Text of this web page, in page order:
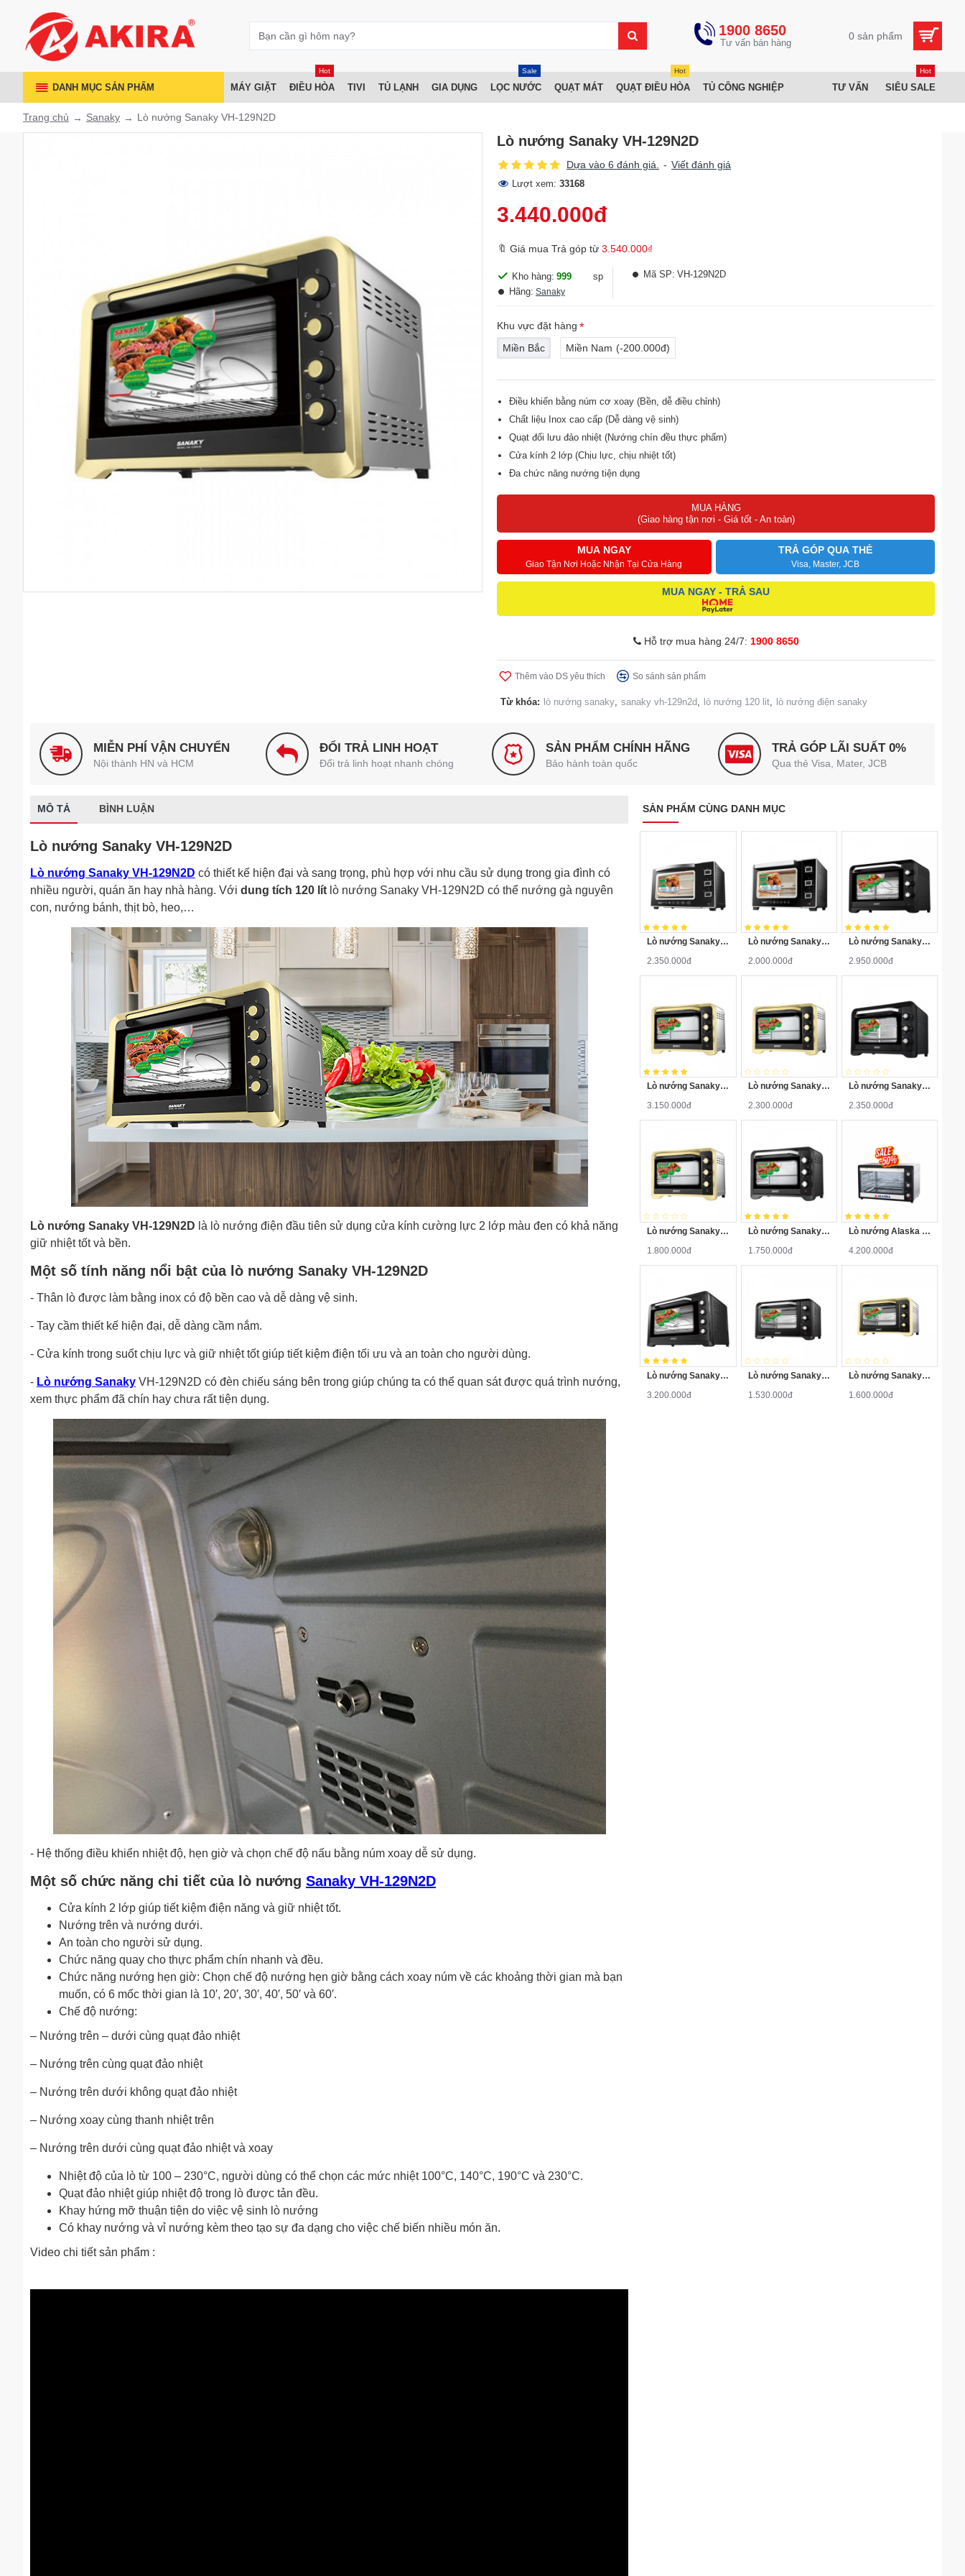
1900 8650 0 sản phẩm
DANH MỤC SẢN PHẨM MÁY GIẶT ĐIỀU HÒA
Hot
TIVI TỦ LẠNH GIA DỤNG LỌC NƯỚC
Sale
QUẠT MÁT QUẠT ĐIỀU HÒA
Hot
TỦ CÔNG NGHIỆP TƯ VẤN SIÊU SALE
Hot
Trang chủ Sanaky Lò nướng Sanaky VH-129N2D
Lò nướng Sanaky VH-129N2D
Dựa vào 6 đánh giá. - Viết đánh giá
Lượt xem: 33168
3.440.000đ
🔖 Giá mua Trả góp từ 3.540.000₫
Kho hàng: 999
sp
Hãng: Sanaky
Mã SP: VH-129N2D
Khu vực đặt hàng
Miền Bắc
Miền Nam (-200.000đ)
Điều khiển bằng núm cơ xoay (Bền, dễ điều chỉnh)
Chất liệu Inox cao cấp (Dễ dàng vệ sinh)
Quạt đối lưu đảo nhiệt (Nướng chín đều thực phẩm)
Cửa kính 2 lớp (Chịu lực, chịu nhiệt tốt)
Đa chức năng nướng tiện dụng
MUA HÀNG
(Giao hàng tận nơi - Giá tốt - An toàn)
MUA NGAY
Giao Tận Nơi Hoặc Nhận Tại Cửa Hàng
TRẢ GÓP QUA THẺ
Visa, Master, JCB
MUA NGAY - TRẢ SAU
Hỗ trợ mua hàng 24/7: 1900 8650
Thêm vào DS yêu thích So sánh sản phẩm
Từ khóa: lò nướng sanaky, sanaky vh-129n2d, lò nướng 120 lit, lò nướng điện sanaky
MIỄN PHÍ VẬN CHUYỂN
Nội thành HN và HCM
ĐỔI TRẢ LINH HOẠT
Đổi trả linh hoạt nhanh chóng
SẢN PHẨM CHÍNH HÃNG
Bảo hành toàn quốc
TRẢ GÓP LÃI SUẤT 0%
Qua thẻ Visa, Mater, JCB
MÔ TẢ BÌNH LUẬN
Lò nướng Sanaky VH-129N2D
Lò nướng Sanaky VH-129N2D có thiết kế hiện đại và sang trọng, phù hợp với nhu cầu sử dụng trong gia đình có
nhiều người, quán ăn hay nhà hàng. Với dung tích 120 lít lò nướng Sanaky VH-129N2D có thể nướng gà nguyên
con, nướng bánh, thịt bò, heo,…
Lò nướng Sanaky VH-129N2D là lò nướng điện đầu tiên sử dụng cửa kính cường lực 2 lớp màu đen có khả năng
giữ nhiệt tốt và bền.
Một số tính năng nổi bật của lò nướng Sanaky VH-129N2D
- Thân lò được làm bằng inox có độ bền cao và dễ dàng vệ sinh.
- Tay cầm thiết kế hiện đại, dễ dàng cầm nắm.
- Cửa kính trong suốt chịu lực và giữ nhiệt tốt giúp tiết kiệm điện tối ưu và an toàn cho người dùng.
- Lò nướng Sanaky VH-129N2D có đèn chiếu sáng bên trong giúp chúng ta có thể quan sát được quá trình nướng,
xem thực phẩm đã chín hay chưa rất tiện dụng.
- Hệ thống điều khiển nhiệt độ, hẹn giờ và chọn chế độ nấu bằng núm xoay dễ sử dụng.
Một số chức năng chi tiết của lò nướng Sanaky VH-129N2D
Cửa kính 2 lớp giúp tiết kiệm điện năng và giữ nhiệt tốt.
Nướng trên và nướng dưới.
An toàn cho người sử dụng.
Chức năng quay cho thực phẩm chín nhanh và đều.
Chức năng nướng hẹn giờ: Chọn chế độ nướng hẹn giờ bằng cách xoay núm về các khoảng thời gian mà bạn
muốn, có 6 mốc thời gian là 10′, 20′, 30′, 40′, 50′ và 60′.
Chế độ nướng:
– Nướng trên – dưới cùng quạt đảo nhiệt
– Nướng trên cùng quạt đảo nhiệt
– Nướng trên dưới không quạt đảo nhiệt
– Nướng xoay cùng thanh nhiệt trên
– Nướng trên dưới cùng quạt đảo nhiệt và xoay
Nhiệt độ của lò từ 100 – 230°C, người dùng có thể chọn các mức nhiệt 100°C, 140°C, 190°C và 230°C.
Quạt đảo nhiệt giúp nhiệt độ trong lò được tản đều.
Khay hứng mỡ thuận tiện do việc vệ sinh lò nướng
Có khay nướng và vỉ nướng kèm theo tạo sự đa dạng cho việc chế biến nhiều món ăn.
Video chi tiết sản phẩm :
SẢN PHẨM CÙNG DANH MỤC
Lò nướng Sanaky VH-5099S2D
2.350.000đ
Lò nướng Sanaky VH-3599S2D
2.000.000đ
Lò nướng Sanaky VH-809S2D
2.950.000đ
Lò nướng Sanaky VH-809N2D
3.150.000đ
Lò nướng Sanaky VH-509N2D
2.300.000đ
Lò nướng Sanaky VH-509S2D
2.350.000đ
Lò nướng Sanaky VH-359N2D
1.800.000đ
Lò nướng Sanaky VH-359S2D 35 lít
1.750.000đ
Lò nướng Alaska KW-90C
4.200.000đ
Lò nướng Sanaky VH-129S2D Đen (120 Lít)
3.200.000đ
Lò nướng Sanaky VH-309S2D
1.530.000đ
Lò nướng Sanaky VH-309N2D
1.600.000đ